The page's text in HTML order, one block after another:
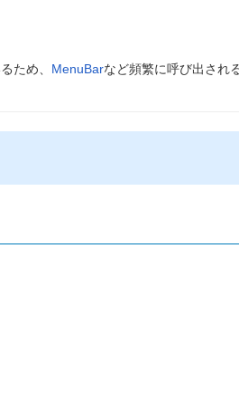
ため、 MenuBarなど頻繁に呼び出され